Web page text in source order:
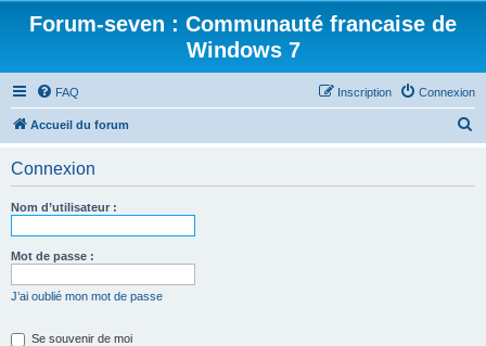
Forum-seven : Communauté francaise de
Windows 7
FAQ Connexion
Inscription
Accueil du forum
Connexion
Nom d’utilisateur :
Mot de passe :
J’ai oublié mon mot de passe
Se souvenir de moi